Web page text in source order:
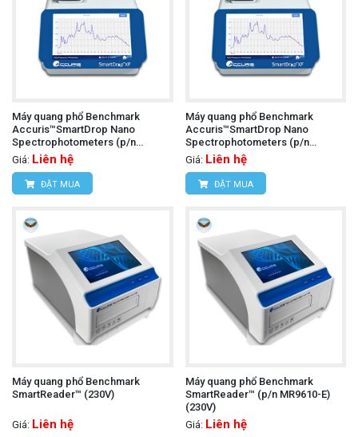
Máy quang phổ Benchmark
Accuris™SmartDrop Nano
Spectrophotometers (p/n
NS1010-E)
Giá: Liên hệ
ĐẶT MUA
Máy quang phổ Benchmark
Accuris™SmartDrop Nano
Spectrophotometers (p/n
NS1000-E)
Giá: Liên hệ
ĐẶT MUA
Máy quang phổ Benchmark
SmartReader™ (230V)
Giá: Liên hệ
Máy quang phổ Benchmark
SmartReader™ (p/n MR9610-E)
(230V)
Giá: Liên hệ